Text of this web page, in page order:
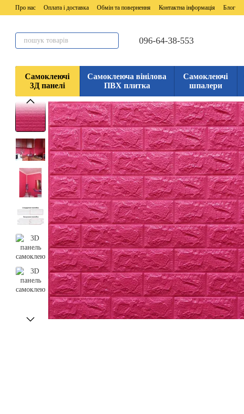
Перейти до основного контенту
Про нас Оплата і доставка Обмін та повернення Контактна інформація Блог
096-64-38-553
Самоклеючі
3Д панелі
Самоклеюча вінілова
ПВХ плитка
Самоклеючі
шпалери